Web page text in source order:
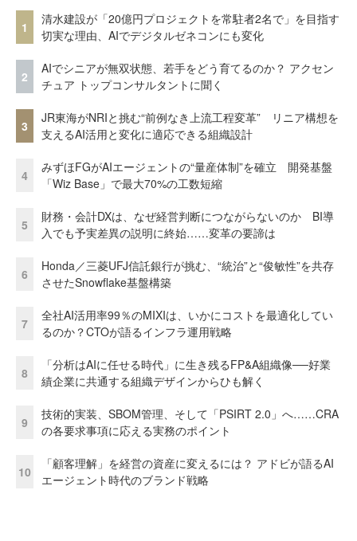
1
清水建設が「20億円プロジェクトを常駐者2名で」を目指す
切実な理由、AIでデジタルゼネコンにも変化
2
AIでシニアが無双状態、若手をどう育てるのか？ アクセン
チュア トップコンサルタントに聞く
3
JR東海がNRIと挑む“前例なき上流工程変革” リニア構想を
支えるAI活用と変化に適応できる組織設計
4
みずほFGがAIエージェントの“量産体制”を確立 開発基盤
「Wiz Base」で最大70%の工数短縮
5
財務・会計DXは、なぜ経営判断につながらないのか BI導
入でも予実差異の説明に終始……変革の要諦は
6
Honda／三菱UFJ信託銀行が挑む、“統治”と“俊敏性”を共存
させたSnowflake基盤構築
7
全社AI活用率99％のMIXIは、いかにコストを最適化してい
るのか？CTOが語るインフラ運用戦略
8
「分析はAIに任せる時代」に生き残るFP&A組織像──好業
績企業に共通する組織デザインからひも解く
9
技術的実装、SBOM管理、そして「PSIRT 2.0」へ……CRA
の各要求事項に応える実務のポイント
10
「顧客理解」を経営の資産に変えるには？ アドビが語るAI
エージェント時代のブランド戦略